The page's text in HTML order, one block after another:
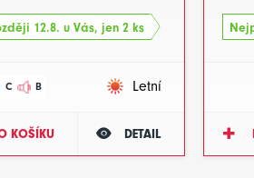
12.8. u Vás, jen 2 ks
C B Letní
KOŠÍKU DETAIL